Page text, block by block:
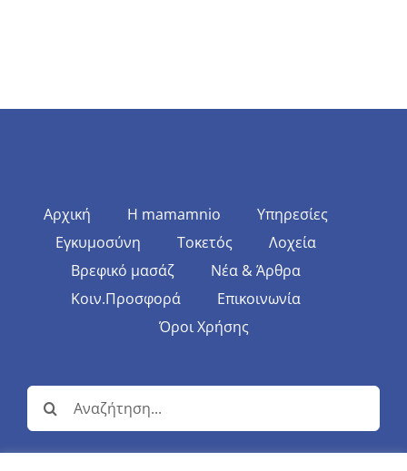
Αρχική Η mamamnio
Υπηρεσίες
Εγκυμοσύνη
Τοκετός
Λοχεία
Βρεφικό μασάζ
Νέα & Άρθρα
Κοιν.Προσφορά
Επικοινωνία
Όροι Χρήσης
Αναζήτηση
για: